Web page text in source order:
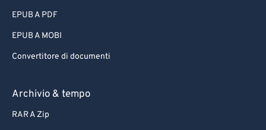
EPUB A PDF
EPUB A MOBI
Convertitore di documenti
Archivio & tempo
RAR A Zip